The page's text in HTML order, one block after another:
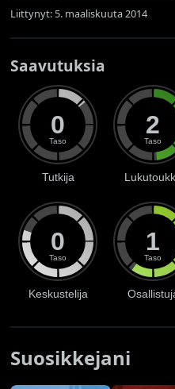
Liittynyt: 5. maaliskuuta 2014
Saavutuksia
0
Taso
Tutkija
2
Taso
0
Taso
Keskustelija
1
Taso
Suosikkejani